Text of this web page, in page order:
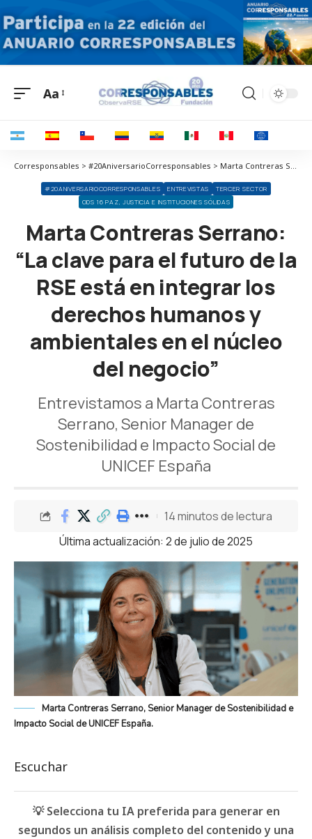
Aa
Corresponsables > #20AniversarioCorresponsables > Marta Contreras Serrano: “La clave para el futuro de la RSE está en integrar los derechos humanos y ambientales en el núcleo del negocio”
#20ANIVERSARIOCORRESPONSABLES ENTREVISTAS
TERCER SECTOR
ODS 16 PAZ, JUSTICIA E INSTITUCIONES SÓLIDAS
Marta Contreras Serrano:
“La clave para el futuro de la
RSE está en integrar los
derechos humanos y
ambientales en el núcleo
del negocio”
Entrevistamos a Marta Contreras
Serrano, Senior Manager de
Sostenibilidad e Impacto Social de
UNICEF España
Última actualización: 2 de julio de 2025
14 minutos de lectura
Marta Contreras Serrano, Senior Manager de Sostenibilidad e
Impacto Social de UNICEF España.
Escuchar
💡 Selecciona tu IA preferida para generar en
segundos un análisis completo del contenido y una